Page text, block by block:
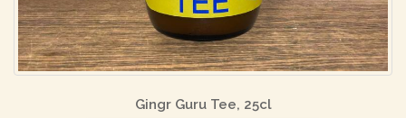
Gingr Guru Tee, 25cl